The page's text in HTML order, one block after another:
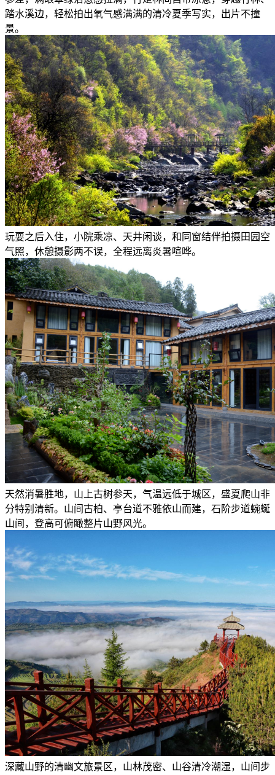
踏水溪边，轻松拍出氧气感满满的清冷夏季写实，出片不撞
景。
玩耍之后入住，小院乘凉、天井闲谈，和同窗结伴拍摄田园空
气照，休憩摄影两不误，全程远离炎暑喧哗。
天然消暑胜地，山上古树参天，气温远低于城区，盛夏爬山非
分特别清新。山间古柏、亭台道不雅依山而建，石阶步道蜿蜒
山间，登高可俯瞰整片山野风光。
深藏山野的清幽文旅景区，山林茂密、山谷清冷潮湿，山间步